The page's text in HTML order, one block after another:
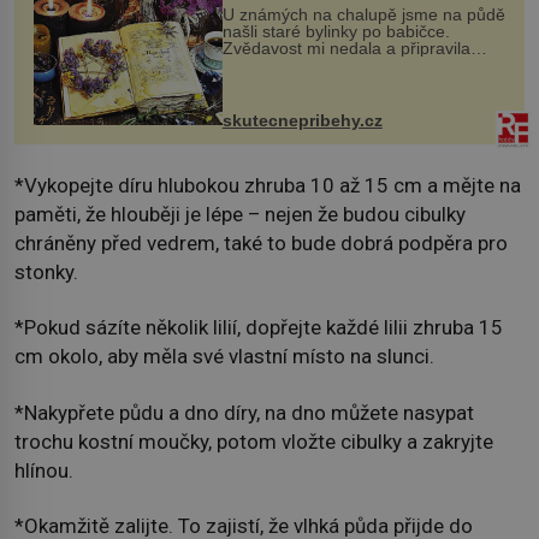
U známých na chalupě jsme na půdě
našli staré bylinky po babičce.
Zvědavost mi nedala a připravila
jsem si z nich lektvar… Zimní pobyt
na chalupě se pro mě vlastní vinou
změnil v děsivý zážitek, na kt...
skutecnepribehy.cz
*Vykopejte díru hlubokou zhruba 10 až 15 cm a mějte na
paměti, že hlouběji je lépe – nejen že budou cibulky
chráněny před vedrem, také to bude dobrá podpěra pro
stonky.
*Pokud sázíte několik lilií, dopřejte každé lilii zhruba 15
cm okolo, aby měla své vlastní místo na slunci.
*Nakypřete půdu a dno díry, na dno můžete nasypat
trochu kostní moučky, potom vložte cibulky a zakryjte
hlínou.
*Okamžitě zalijte. To zajistí, že vlhká půda přijde do